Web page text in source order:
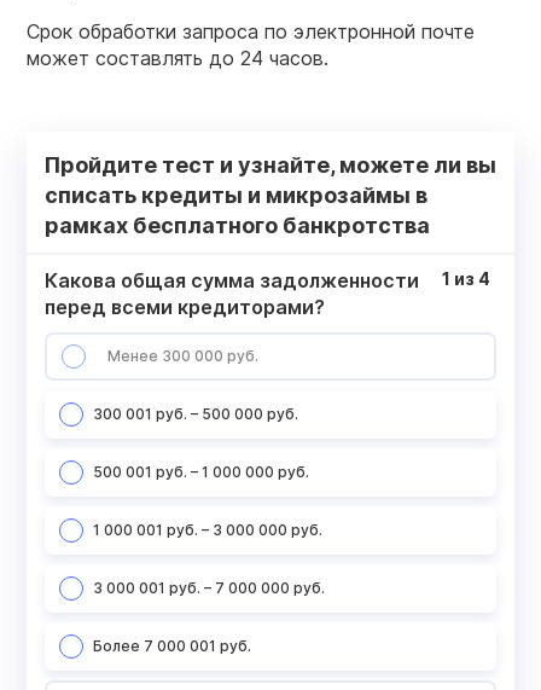
Срок обработки запроса по электронной почте
может составлять до 24 часов.
Пройдите тест и узнайте, можете ли вы
списать кредиты и микрозаймы в
рамках бесплатного банкротства
Какова общая сумма задолженности
перед всеми кредиторами?
Менее 300 000 руб.
300 001 руб. – 500 000 руб.
500 001 руб. – 1 000 000 руб.
1 000 001 руб. – 3 000 000 руб.
3 000 001 руб. – 7 000 000 руб.
Более 7 000 001 руб.
1 из 4